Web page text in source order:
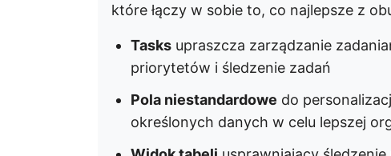
które łączy w sobie to, co najlepsze z
Tasks upraszcza zarządzanie
priorytetów i śledzenie zadań
Pola niestandardowe do
określonych danych w celu lepszej